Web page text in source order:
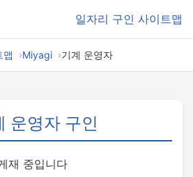
일자리 구인 사이트맵
맵 Miyagi 기계 운영자
운영자 구인
재 중입니다